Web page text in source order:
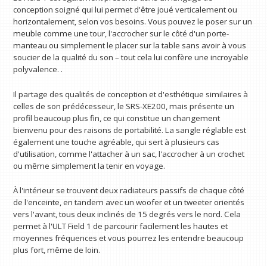
conception soigné qui lui permet d'être joué verticalement ou
horizontalement, selon vos besoins. Vous pouvez le poser sur un
meuble comme une tour, l'accrocher sur le côté d'un porte-
manteau ou simplement le placer sur la table sans avoir à vous
soucier de la qualité du son – tout cela lui confère une incroyable
polyvalence. .
Il partage des qualités de conception et d'esthétique similaires à
celles de son prédécesseur, le SRS-XE200, mais présente un
profil beaucoup plus fin, ce qui constitue un changement
bienvenu pour des raisons de portabilité. La sangle réglable est
également une touche agréable, qui sert à plusieurs cas
d'utilisation, comme l'attacher à un sac, l'accrocher à un crochet
ou même simplement la tenir en voyage.
À l'intérieur se trouvent deux radiateurs passifs de chaque côté
de l'enceinte, en tandem avec un woofer et un tweeter orientés
vers l'avant, tous deux inclinés de 15 degrés vers le nord. Cela
permet à l'ULT Field 1 de parcourir facilement les hautes et
moyennes fréquences et vous pourrez les entendre beaucoup
plus fort, même de loin.